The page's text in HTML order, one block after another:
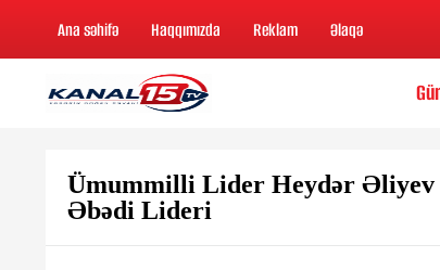
Ana səhifə Haqqımızda Reklam Əlaqə
Ümummilli Lider Heydər Əliyev
Əbədi Lideri